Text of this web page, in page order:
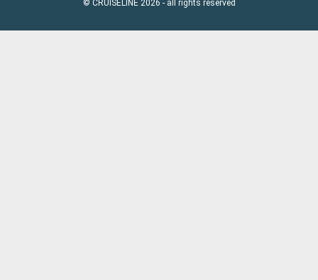
© CRUISELINE 2026 - all rights reserved